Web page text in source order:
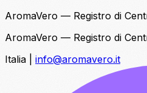
AromaVero — Registro di
AromaVero — Registro di
Italia
info@aromavero.it